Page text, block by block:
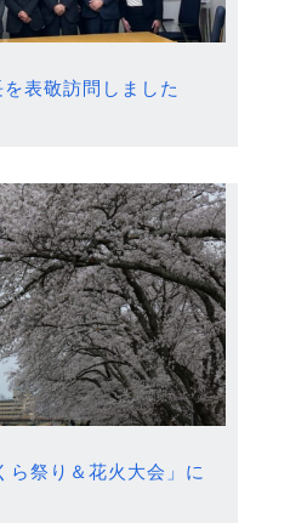
表敬訪問しました
ら祭り＆花火大会」に